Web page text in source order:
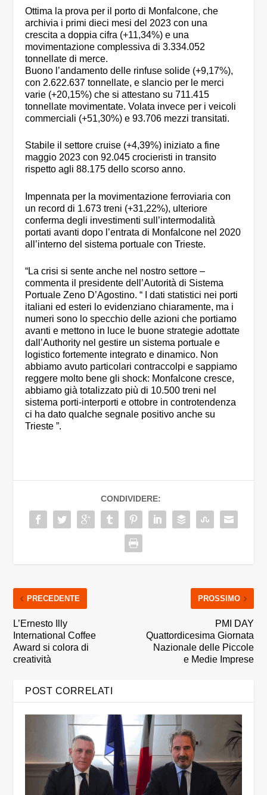
Ottima la prova per il porto di Monfalcone, che
archivia i primi dieci mesi del 2023 con una
crescita a doppia cifra (+11,34%) e una
movimentazione complessiva di 3.334.052
tonnellate di merce.
Buono l’andamento delle rinfuse solide (+9,17%),
con 2.622.637 tonnellate, e slancio per le merci
varie (+20,15%) che si attestano su 711.415
tonnellate movimentate. Volata invece per i veicoli
commerciali (+51,30%) e 93.706 mezzi transitati.
Stabile il settore cruise (+4,39%) iniziato a fine
maggio 2023 con 92.045 crocieristi in transito
rispetto agli 88.175 dello scorso anno.
Impennata per la movimentazione ferroviaria con
un record di 1.673 treni (+31,22%), ulteriore
conferma degli investimenti sull’intermodalità
portati avanti dopo l’entrata di Monfalcone nel 2020
all’interno del sistema portuale con Trieste.
“La crisi si sente anche nel nostro settore –
commenta il presidente dell’Autorità di Sistema
Portuale Zeno D’Agostino. “ I dati statistici nei porti
italiani ed esteri lo evidenziano chiaramente, ma i
numeri sono lo specchio delle azioni che portiamo
avanti e mettono in luce le buone strategie adottate
dall’Authority nel gestire un sistema portuale e
logistico fortemente integrato e dinamico. Non
abbiamo avuto particolari contraccolpi e sappiamo
reggere molto bene gli shock: Monfalcone cresce,
abbiamo già totalizzato più di 10.500 treni nel
sistema porti-interporti e ottobre in controtendenza
ci ha dato qualche segnale positivo anche su
Trieste ”.
CONDIVIDERE:
PRECEDENTE
L’Ernesto Illy
International Coffee
Award si colora di
creatività
PROSSIMO
PMI DAY
Quattordicesima Giornata
Nazionale delle Piccole
e Medie Imprese
POST CORRELATI